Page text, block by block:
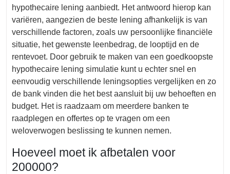
hypothecaire lening aanbiedt. Het antwoord hierop kan
variëren, aangezien de beste lening afhankelijk is van
verschillende factoren, zoals uw persoonlijke financiële
situatie, het gewenste leenbedrag, de looptijd en de
rentevoet. Door gebruik te maken van een goedkoopste
hypothecaire lening simulatie kunt u echter snel en
eenvoudig verschillende leningsopties vergelijken en zo
de bank vinden die het best aansluit bij uw behoeften en
budget. Het is raadzaam om meerdere banken te
raadplegen en offertes op te vragen om een
weloverwogen beslissing te kunnen nemen.
Hoeveel moet ik afbetalen voor
200000?